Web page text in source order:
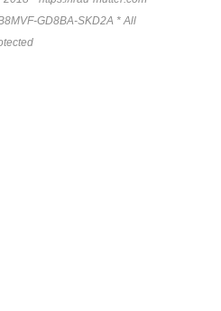
GD8BA-SKD2A * All